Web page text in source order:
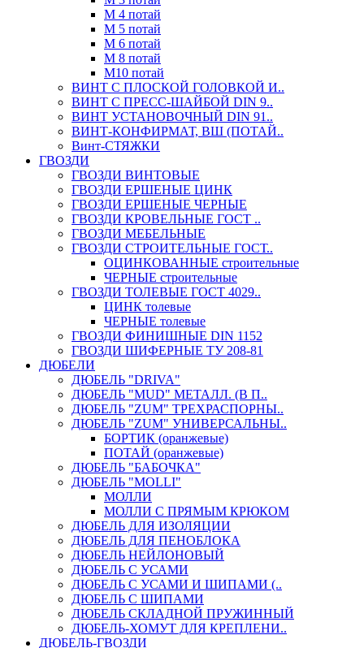
М 4 потай
М 5 потай
М 6 потай
М 8 потай
М10 потай
ВИНТ С ПЛОСКОЙ ГОЛОВКОЙ И..
ВИНТ С ПРЕСС-ШАЙБОЙ DIN 9..
ВИНТ УСТАНОВОЧНЫЙ DIN 91..
ВИНТ-КОНФИРМАТ, ВШ (ПОТАЙ..
Винт-СТЯЖКИ
ГВОЗДИ
ГВОЗДИ ВИНТОВЫЕ
ГВОЗДИ ЕРШЕНЫЕ ЦИНК
ГВОЗДИ ЕРШЕНЫЕ ЧЕРНЫЕ
ГВОЗДИ КРОВЕЛЬНЫЕ ГОСТ ..
ГВОЗДИ МЕБЕЛЬНЫЕ
ГВОЗДИ СТРОИТЕЛЬНЫЕ ГОСТ..
ОЦИНКОВАННЫЕ строительные
ЧЕРНЫЕ строительные
ГВОЗДИ ТОЛЕВЫЕ ГОСТ 4029..
ЦИНК толевые
ЧЕРНЫЕ толевые
ГВОЗДИ ФИНИШНЫЕ DIN 1152
ГВОЗДИ ШИФЕРНЫЕ ТУ 208-81
ДЮБЕЛИ
ДЮБЕЛЬ "DRIVA"
ДЮБЕЛЬ "MUD" МЕТАЛЛ. (В П..
ДЮБЕЛЬ "ZUM" ТРЕХРАСПОРНЫ..
ДЮБЕЛЬ "ZUM" УНИВЕРСАЛЬНЫ..
БОРТИК (оранжевые)
ПОТАЙ (оранжевые)
ДЮБЕЛЬ "БАБОЧКА"
ДЮБЕЛЬ "МOLLI"
МОЛЛИ
МОЛЛИ С ПРЯМЫМ КРЮКОМ
ДЮБЕЛЬ ДЛЯ ИЗОЛЯЦИИ
ДЮБЕЛЬ ДЛЯ ПЕНОБЛОКА
ДЮБЕЛЬ НЕЙЛОНОВЫЙ
ДЮБЕЛЬ С УСАМИ
ДЮБЕЛЬ С УСАМИ И ШИПАМИ (..
ДЮБЕЛЬ С ШИПАМИ
ДЮБЕЛЬ СКЛАДНОЙ ПРУЖИННЫЙ
ДЮБЕЛЬ-ХОМУТ ДЛЯ КРЕПЛЕНИ..
ДЮБЕЛЬ-ГВОЗДИ